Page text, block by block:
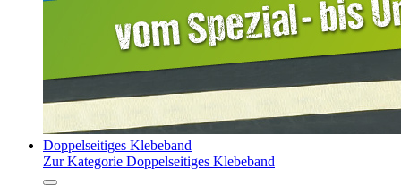
Doppelseitiges Klebeband
Zur Kategorie Doppelseitiges Klebeband